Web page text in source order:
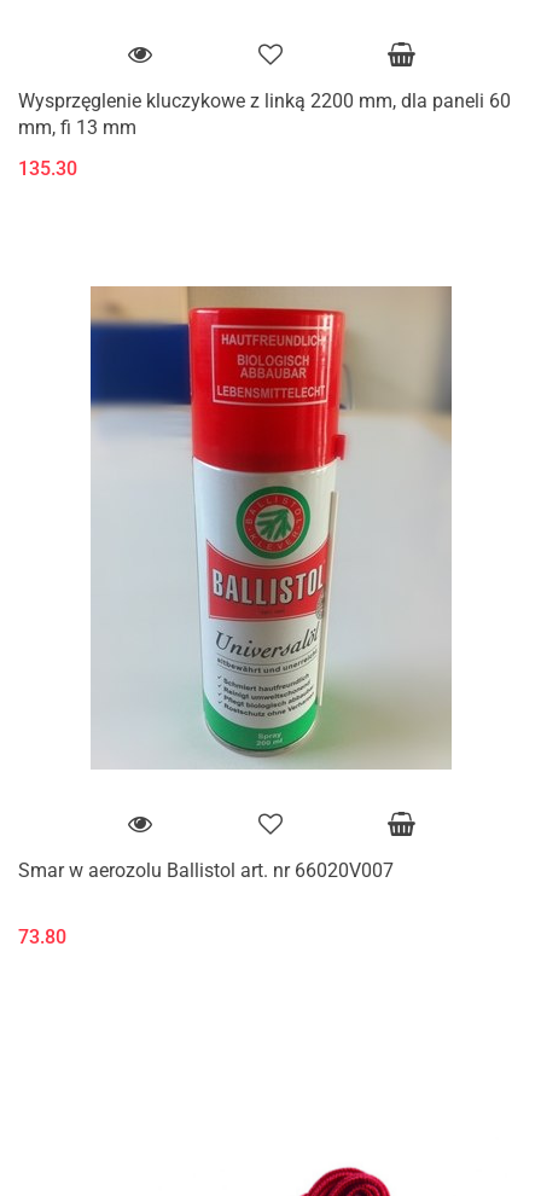
Wysprzęglenie kluczykowe z linką 2200 mm, dla paneli 60
mm, fi 13 mm
135.30
Smar w aerozolu Ballistol art. nr 66020V007
73.80